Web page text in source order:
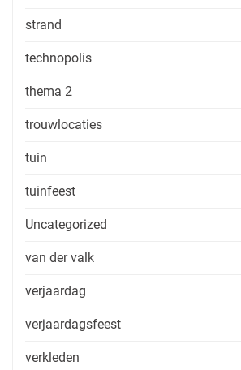
strand
technopolis
thema 2
trouwlocaties
tuin
tuinfeest
Uncategorized
van der valk
verjaardag
verjaardagsfeest
verkleden